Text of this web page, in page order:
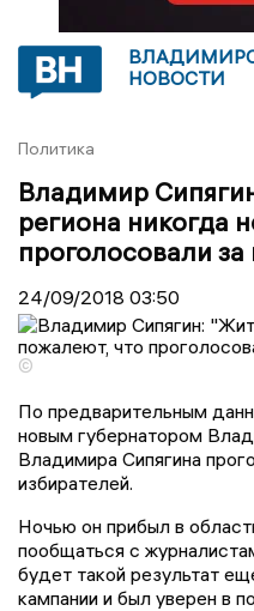
НОВОСТИ
Политика
Владимир
региона никогда
проголосовали
24/09/2018 03:50
©
По предварительным
новым губернатором
Владимира Сипягина
избирателей.
Ночью он прибыл в
пообщаться с
будет такой результат
кампании и был уверен в